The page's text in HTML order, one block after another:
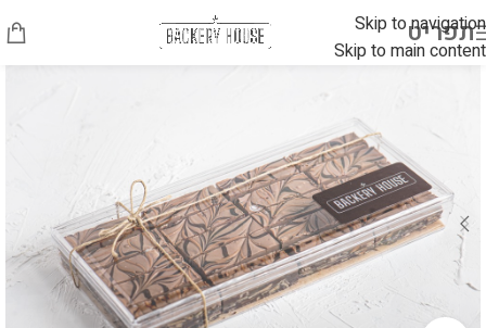
Skip to navigation
Skip to main content
תפריט